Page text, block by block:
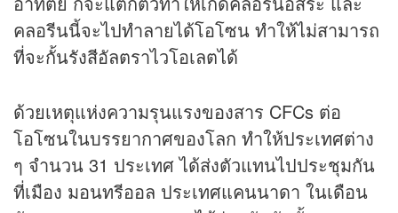
คลอรีนนี้จะไปทำลายได้โอโซน ทำให้ไม่สามารถ
ที่จะกั้นรังสีอัลตราไวโอเลตได้
ด้วยเหตุแห่งความรุนแรงของสาร CFCs ต่อ
โอโซนในบรรยากาศของโลก ทำให้ประเทศต่าง
ๆ จำนวน 31 ประเทศ ได้ส่งตัวแทนไปประชุมกัน
ที่เมือง มอนทรีออล ประเทศแคนนาดา ในเดือน